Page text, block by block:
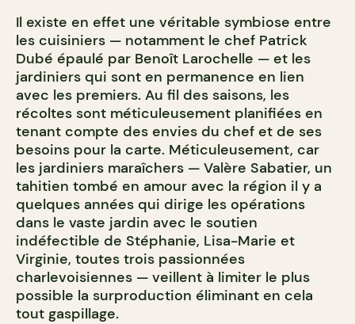
Il existe en effet une véritable symbiose entre
les cuisiniers — notamment le chef Patrick
Dubé épaulé par Benoît Larochelle — et les
jardiniers qui sont en permanence en lien
avec les premiers. Au fil des saisons, les
récoltes sont méticuleusement planifiées en
tenant compte des envies du chef et de ses
besoins pour la carte. Méticuleusement, car
les jardiniers maraîchers — Valère Sabatier, un
tahitien tombé en amour avec la région il y a
quelques années qui dirige les opérations
dans le vaste jardin avec le soutien
indéfectible de Stéphanie, Lisa-Marie et
Virginie, toutes trois passionnées
charlevoisiennes — veillent à limiter le plus
possible la surproduction éliminant en cela
tout gaspillage.